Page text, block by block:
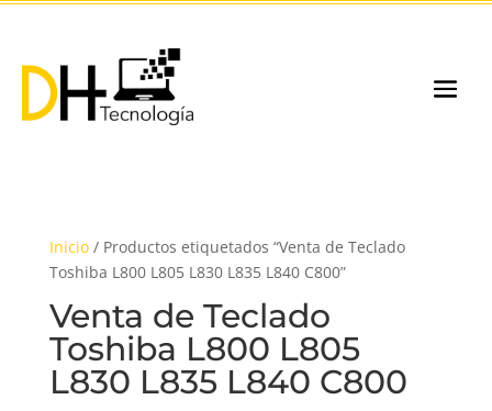
Inicio/ Productos etiquetados “Venta de Teclado
Toshiba L800 L805 L830 L835 L840 C800”
Venta de Teclado
Toshiba L800 L805
L830 L835 L840 C800